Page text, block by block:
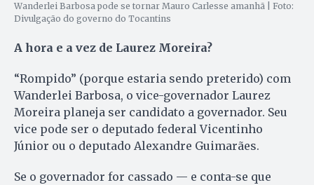
Wanderlei Barbosa pode se tornar Mauro Carlesse amanhã | Foto:
Divulgação do governo do Tocantins
A hora e a vez de Laurez Moreira?
“Rompido” (porque estaria sendo preterido) com
Wanderlei Barbosa, o vice-governador Laurez
Moreira planeja ser candidato a governador. Seu
vice pode ser o deputado federal Vicentinho
Júnior ou o deputado Alexandre Guimarães.
Se o governador for cassado — e conta-se que